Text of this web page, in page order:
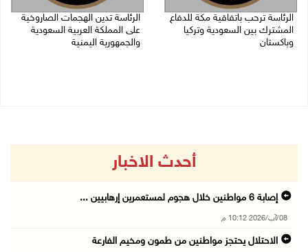
الرئاسة ترحب باتفاقية مكة للدفاع
المشترك بين السعودية وتركيا
وباكستان
الرئاسة تدين الهجمات الصاروخية
على المملكة العربية السعودية
والجمهورية اليمنية
أحدث الاخبار
إصابة 6 مواطنين خلال هجوم لمستعمرين إرهابيين ...
08/آب/2026 10:12 م
الاحتلال يحتجز مواطنين من طمون ومخيم الفارعة